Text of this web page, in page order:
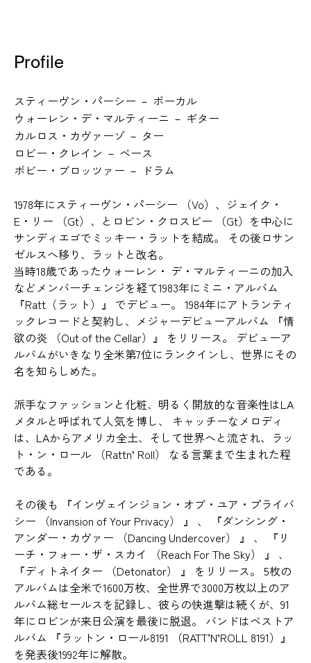
Profile
スティーヴン・パーシー － ボーカル
ウォーレン・デ・マルティーニ － ギター
カルロス・カヴァーゾ － ター
ロビー・クレイン － ベース
ボビー・ブロッツァー － ドラム
1978年にスティーヴン・パーシー （Vo）、ジェイク・
E・リー （Gt）、とロビン・クロスビー （Gt）を中心に
サンディエゴでミッキー・ラットを結成。 その後ロサン
ゼルスへ移り、ラットと改名。
当時18歳であったウォーレン・ デ・マルティーニの加入
などメンバーチェンジを経て1983年にミニ・アルバム
『Ratt（ラット）』 でデビュー。 1984年にアトランティ
ックレコードと契約し、メジャーデビューアルバム 『情
欲の炎 （Out of the Cellar）』 をリリース。 デビューア
ルバムがいきなり全米第7位にランクインし、世界にその
名を知らしめた。
派手なファッションと化粧、明るく開放的な音楽性はLA
メタルと呼ばれて人気を博し、 キャッチーなメロディ
は、LAからアメリカ全土、そして世界へと流され、ラッ
ト・ン・ロール （Rattn’ Roll） なる言葉まで生まれた程
である。
その後も 『インヴェインジョン・オブ・ユア・プライバ
シー （Invansion of Your Privacy） 』 、 『ダンシング・
アンダー・カヴァー （Dancing Undercover） 』 、 『リ
ーチ・フォー・ザ・スカイ （Reach For The Sky） 』 、
『ディトネイター （Detonator） 』 をリリース。 5枚の
アルバムは全米で1600万枚、全世界で3000万枚以上のア
ルバム総セールスを記録し、彼らの快進撃は続くが、91
年にロビンが来日公演を最後に脱退。 バンドはベストア
ルバム 『ラットン・ロール8191 （RATT‘N’ROLL 8191）』
を発表後1992年に解散。